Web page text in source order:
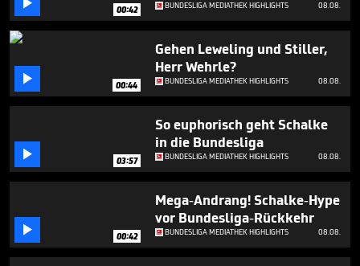
minutes,
23
seconds
00:42 BUNDESLIGA MEDIATHEK HIGHLIGHTS 08.08.
 00:44
Gehen Leweling und Stiller,
Herr Wehrle?
BUNDESLIGA MEDIATHEK HIGHLIGHTS 08.08.
 03:57
So euphorisch geht Schalke
in die Bundesliga
BUNDESLIGA MEDIATHEK HIGHLIGHTS 08.08.
 00:42
Mega-Andrang! Schalke-Hype
vor Bundesliga-Rückkehr
BUNDESLIGA MEDIATHEK HIGHLIGHTS 08.08.